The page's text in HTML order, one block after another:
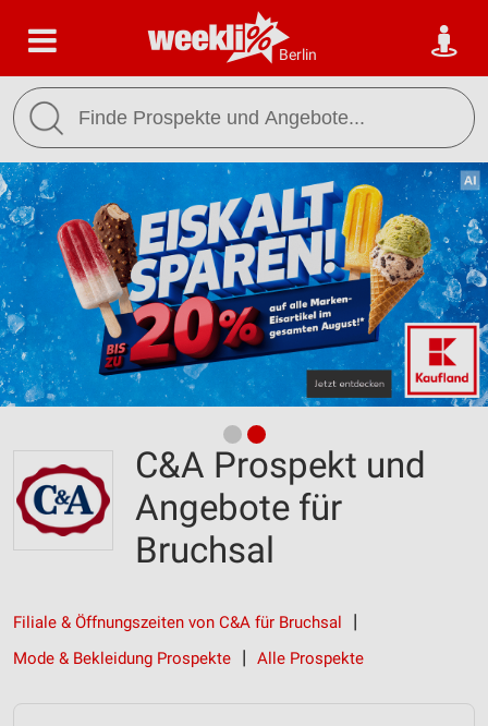
Berlin
C&A Prospekt und
Angebote für
Bruchsal
Filiale & Öffnungszeiten von C&A für Bruchsal
Mode & Bekleidung Prospekte
Alle Prospekte